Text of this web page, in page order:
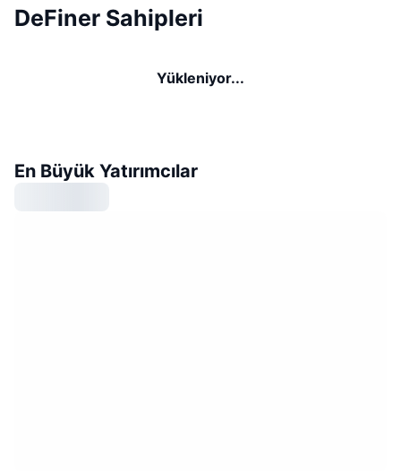
DeFiner Sahipleri
Yükleniyor...
En Büyük Yatırımcılar